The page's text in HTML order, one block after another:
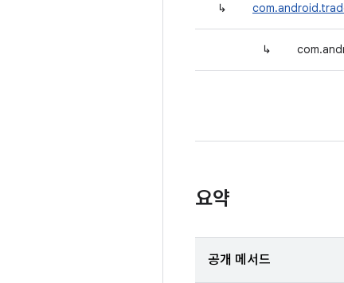
↳
↳
요약
공개 메서드